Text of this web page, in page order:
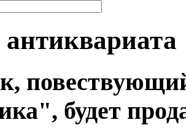
будет